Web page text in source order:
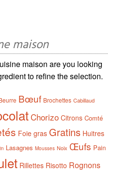
maison
maison are you looking
to refine the selection.
Bœuf Brochettes Cabillaud
Chorizo Citrons Comté
Foie gras Gratins Huitres
Lasagnes Mousses Noix Œufs Pain
Rillettes Risotto Rognons